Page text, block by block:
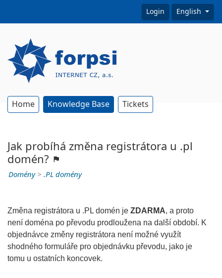
Login English
Home Knowledge Base Tickets
Jak probíhá změna registrátora u .pl
domén?
Domény> .PL domény
Změna registrátora u .PL domén je ZDARMA, a proto
není doména po převodu prodloužena na další období. K
objednávce změny registrátora není možné využít
shodného formuláře pro objednávku převodu, jako je
tomu u ostatních koncovek.